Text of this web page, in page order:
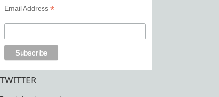
Email Address*
TWITTER